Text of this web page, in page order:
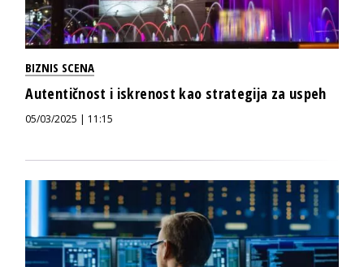
BIZNIS SCENA
Autentičnost i iskrenost kao strategija za uspeh
05/03/2025 | 11:15